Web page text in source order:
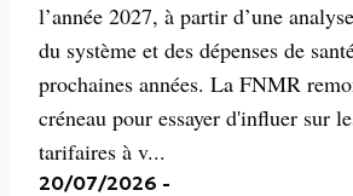
l’année 2027, à partir d’une
du système et des dépenses de
prochaines années. La FNMR
créneau pour essayer d'influer sur
tarifaires à v...
20/07/2026 -